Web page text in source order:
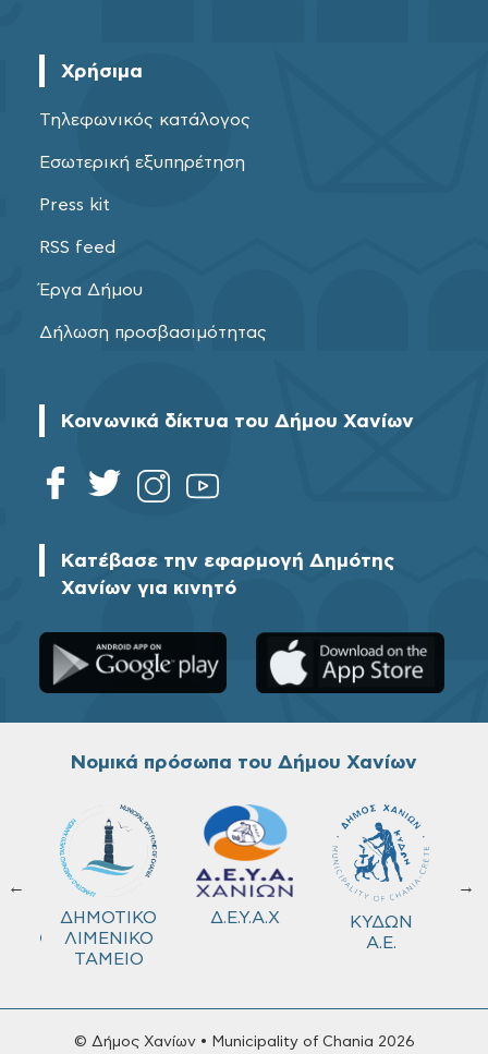
Χρήσιμα
Τηλεφωνικός κατάλογος
Εσωτερική εξυπηρέτηση
Press kit
RSS feed
Έργα Δήμου
Δήλωση προσβασιμότητας
Κοινωνικά δίκτυα του Δήμου Χανίων
Κατέβασε την εφαρμογή Δημότης
Χανίων για κινητό
Νομικά πρόσωπα του Δήμου Χανίων
←
ΔΗΜΟΤΙΚΟ
ΛΙΜΕΝΙΚΟ
ΤΑΜΕΙΟ
Δ.Ε.Υ.Α.Χ
ΚΥΔΩΝ
Α.Ε.
→
© Δήμος Χανίων • Municipality of Chania 2026